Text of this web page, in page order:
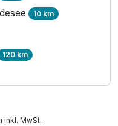
10 km
120 km
inkl. MwSt.